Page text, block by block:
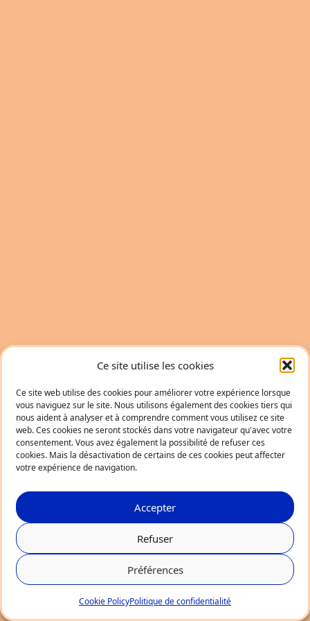
Ce site utilise les cookies
Ce site web utilise des cookies pour améliorer votre expérience lorsque
vous naviguez sur le site. Nous utilisons également des cookies tiers qui
nous aident à analyser et à comprendre comment vous utilisez ce site
web. Ces cookies ne seront stockés dans votre navigateur qu'avec votre
consentement. Vous avez également la possibilité de refuser ces
cookies. Mais la désactivation de certains de ces cookies peut affecter
votre expérience de navigation.
Accepter
Refuser
Préférences
Cookie PolicyPolitique de confidentialité